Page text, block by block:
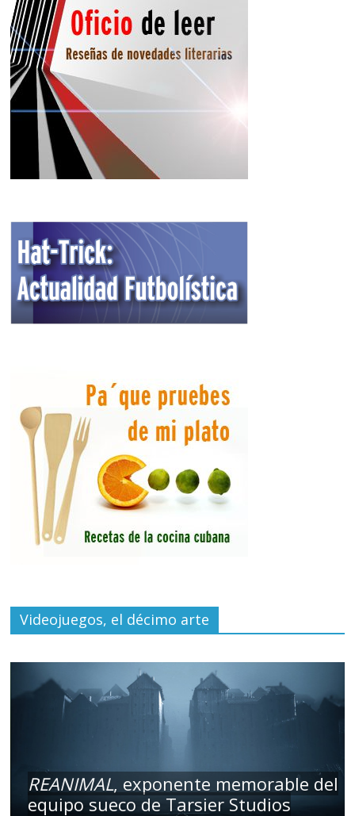
Videojuegos, el décimo arte
REANIMAL, exponente memorable del
equipo sueco de Tarsier Studios